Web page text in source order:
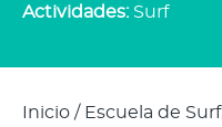
Actividades: Surf
Inicio / Escuela de